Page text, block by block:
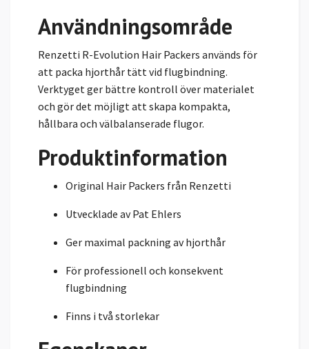
Användningsområde
Renzetti R-Evolution Hair Packers används för
att packa hjorthår tätt vid flugbindning.
Verktyget ger bättre kontroll över materialet
och gör det möjligt att skapa kompakta,
hållbara och välbalanserade flugor.
Produktinformation
Original Hair Packers från Renzetti
Utvecklade av Pat Ehlers
Ger maximal packning av hjorthår
För professionell och konsekvent
flugbindning
Finns i två storlekar